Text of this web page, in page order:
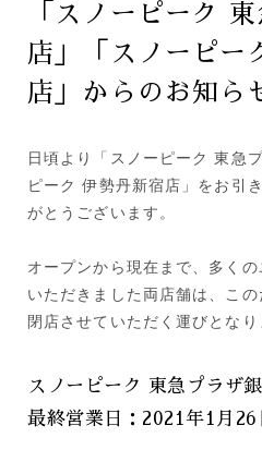
「スノーピーク
店」「スノーピー
店」からのお知ら
日頃より「スノーピーク 東急
ピーク 伊勢丹新宿店」をお引
がとうございます。
オープンから現在まで、多く
いただきました両店舗は、こ
閉店させていただく運びとなり
スノーピーク 東急プラザ
最終営業日：2021年1月26